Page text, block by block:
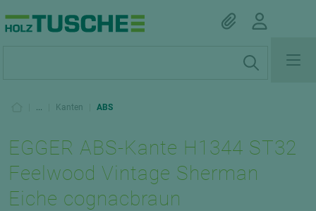
... Kanten ABS
EGGER ABS-Kante H1344 ST32
Feelwood Vintage Sherman
Eiche cognacbraun